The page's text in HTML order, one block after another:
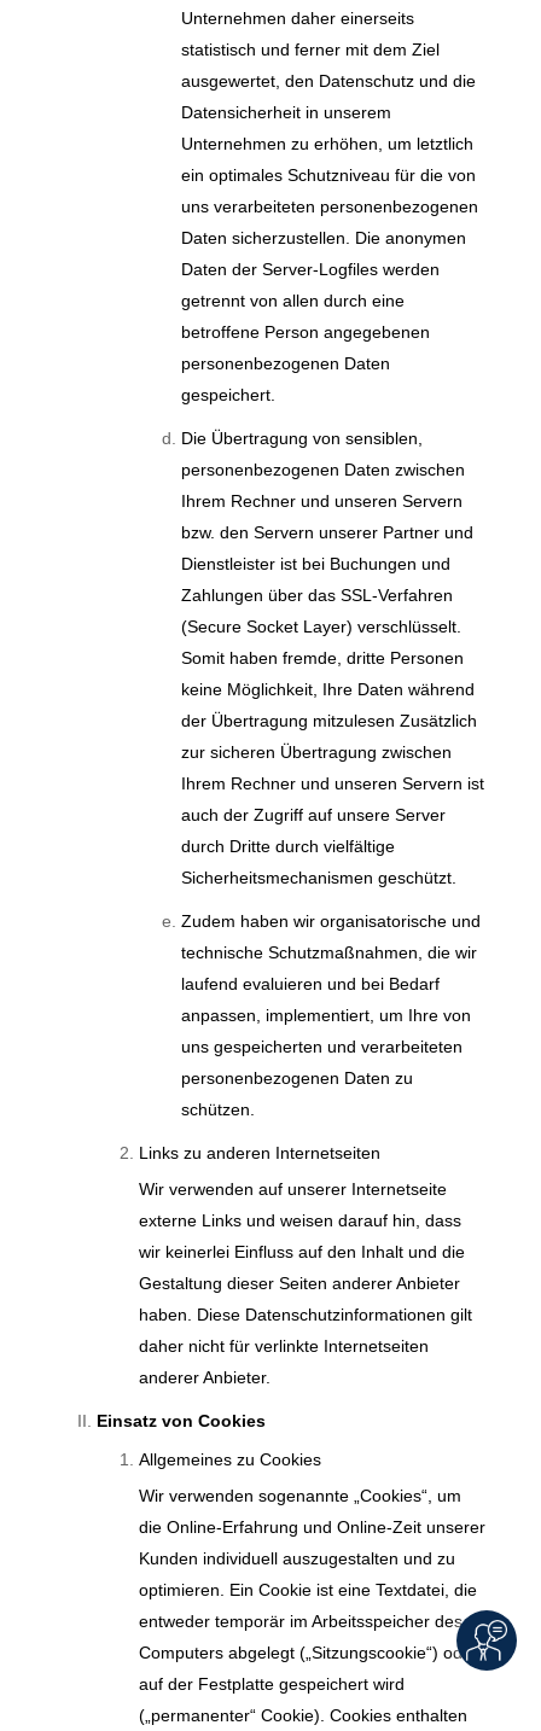
Unternehmen daher einerseits
statistisch und ferner mit dem Ziel
ausgewertet, den Datenschutz und die
Datensicherheit in unserem
Unternehmen zu erhöhen, um letztlich
ein optimales Schutzniveau für die von
uns verarbeiteten personenbezogenen
Daten sicherzustellen. Die anonymen
Daten der Server-Logfiles werden
getrennt von allen durch eine
betroffene Person angegebenen
personenbezogenen Daten
gespeichert.
Die Übertragung von sensiblen,
personenbezogenen Daten zwischen
Ihrem Rechner und unseren Servern
bzw. den Servern unserer Partner und
Dienstleister ist bei Buchungen und
Zahlungen über das SSL-Verfahren
(Secure Socket Layer) verschlüsselt.
Somit haben fremde, dritte Personen
keine Möglichkeit, Ihre Daten während
der Übertragung mitzulesen Zusätzlich
zur sicheren Übertragung zwischen
Ihrem Rechner und unseren Servern ist
auch der Zugriff auf unsere Server
durch Dritte durch vielfältige
Sicherheitsmechanismen geschützt.
Zudem haben wir organisatorische und
technische Schutzmaßnahmen, die wir
laufend evaluieren und bei Bedarf
anpassen, implementiert, um Ihre von
uns gespeicherten und verarbeiteten
personenbezogenen Daten zu
schützen.
Links zu anderen Internetseiten
Wir verwenden auf unserer Internetseite
externe Links und weisen darauf hin, dass
wir keinerlei Einfluss auf den Inhalt und die
Gestaltung dieser Seiten anderer Anbieter
haben. Diese Datenschutzinformationen gilt
daher nicht für verlinkte Internetseiten
anderer Anbieter.
Einsatz von Cookies
Allgemeines zu Cookies
Wir verwenden sogenannte „Cookies“, um
die Online-Erfahrung und Online-Zeit unserer
Kunden individuell auszugestalten und zu
optimieren. Ein Cookie ist eine Textdatei, die
entweder temporär im Arbeitsspeicher des
Computers abgelegt („Sitzungscookie“) oder
auf der Festplatte gespeichert wird
(„permanenter“ Cookie). Cookies enthalten